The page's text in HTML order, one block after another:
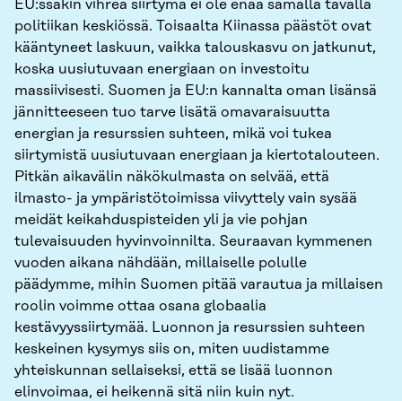
EU:ssakin vihreä siirtymä ei ole enää samalla tavalla
politiikan keskiössä. Toisaalta Kiinassa päästöt ovat
kääntyneet laskuun, vaikka talouskasvu on jatkunut,
koska uusiutuvaan energiaan on investoitu
massiivisesti. Suomen ja EU:n kannalta oman lisänsä
jännitteeseen tuo tarve lisätä omavaraisuutta
energian ja resurssien suhteen, mikä voi tukea
siirtymistä uusiutuvaan energiaan ja kiertotalouteen.
Pitkän aikavälin näkökulmasta on selvää, että
ilmasto- ja ympäristötoimissa viivyttely vain sysää
meidät keikahduspisteiden yli ja vie pohjan
tulevaisuuden hyvinvoinnilta. Seuraavan kymmenen
vuoden aikana nähdään, millaiselle polulle
päädymme, mihin Suomen pitää varautua ja millaisen
roolin voimme ottaa osana globaalia
kestävyyssiirtymää. Luonnon ja resurssien suhteen
keskeinen kysymys siis on, miten uudistamme
yhteiskunnan sellaiseksi, että se lisää luonnon
elinvoimaa, ei heikennä sitä niin kuin nyt.